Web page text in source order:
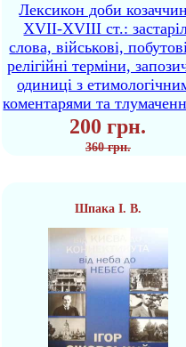
Лексикон доби
XVII-XVIII ст.:
слова, військові,
релігійні терміни,
одиниці з
коментарями та
200 грн.
360 грн.
Шпака І. В.